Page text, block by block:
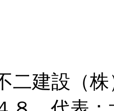
二建設（